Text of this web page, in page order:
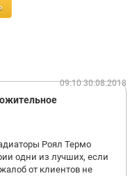
09:10 30.08.2018
Роял Термо
одни из лучших, если
от клиентов не